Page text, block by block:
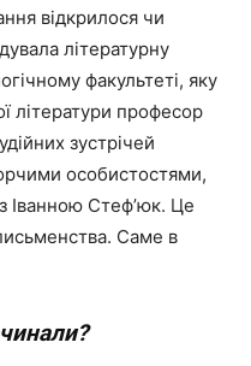
відкрилося чи
літературну
факультеті, яку
літератури професор
зустрічей
особистостями,
Іванною Стеф’юк. Це
Саме в